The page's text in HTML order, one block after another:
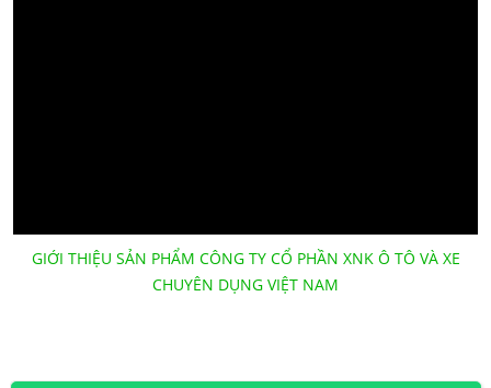
GIỚI THIỆU SẢN PHẨM CÔNG TY CỔ PHẦN XNK Ô TÔ VÀ XE
CHUYÊN DỤNG VIỆT NAM